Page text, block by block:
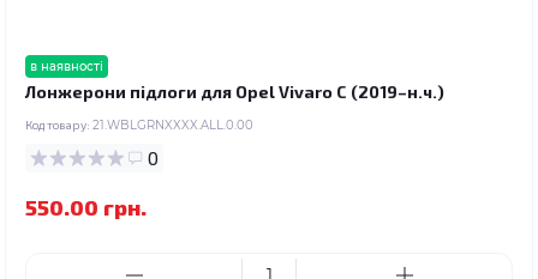
в наявності
Лонжерони підлоги для Opel Vivaro C (2019–н.ч.)
Код товару: 21.WBLGRNXXXX.ALL.0.00
0
550.00 грн.